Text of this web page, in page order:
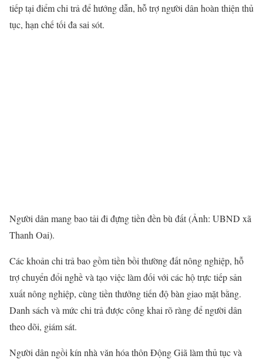
tiếp tại điểm chi trả để hướng dẫn, hỗ trợ người dân hoàn thiện thủ
tục, hạn chế tối đa sai sót.
Người dân mang bao tải đi đựng tiền đền bù đất (Ảnh: UBND xã
Thanh Oai).
Các khoản chi trả bao gồm tiền bồi thường đất nông nghiệp, hỗ
trợ chuyển đổi nghề và tạo việc làm đối với các hộ trực tiếp sản
xuất nông nghiệp, cùng tiền thưởng tiến độ bàn giao mặt bằng.
Danh sách và mức chi trả được công khai rõ ràng để người dân
theo dõi, giám sát.
Người dân ngồi kín nhà văn hóa thôn Động Giã làm thủ tục và